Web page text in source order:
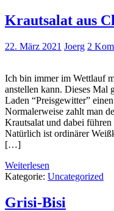
Krautsalat aus
22. März 2021 Joerg 2
Ich bin immer im Wettlauf
anstellen kann. Dieses Mal
Laden “Preisgewitter”
Normalerweise zahlt man
Krautsalat und dabei
Natürlich ist ordinärer
[…]
Weiterlesen
Kategorie: Uncategorized
Grisi-Bisi